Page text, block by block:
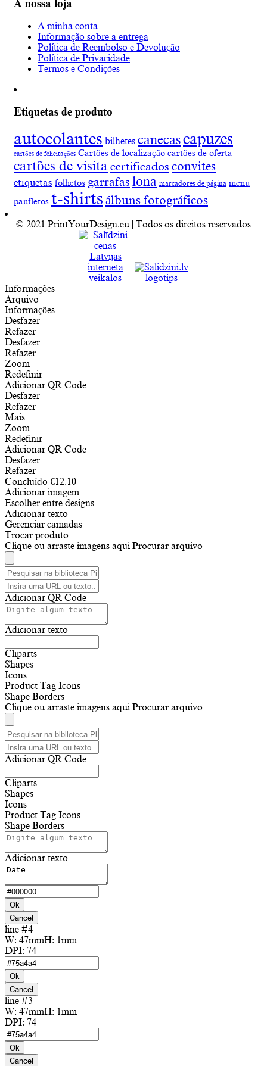
A nossa loja
A minha conta
Informação sobre a entrega
Política de Reembolso e Devolução
Política de Privacidade
Termos e Condições
Etiquetas de produto
autocolantes bilhetes canecascapuzes
cartões de felicitações Cartões de localização cartões de oferta
cartões de visita certificados convites
etiquetas folhetos garrafas lona marcadores de página menu
panfletos t-shirts álbuns fotográficos
© 2021 PrintYourDesign.eu | Todos os direitos reservados
Informações
Arquivo
Informações
Desfazer
Refazer
Desfazer
Refazer
Zoom
Redefinir
Adicionar QR Code
Desfazer
Refazer
Mais
Zoom
Redefinir
Adicionar QR Code
Desfazer
Refazer
Concluído €12.10
Adicionar imagem
Escolher entre designs
Adicionar texto
Gerenciar camadas
Trocar produto
Clique ou arraste imagens aqui Procurar arquivo
Adicionar QR Code
Adicionar texto
Cliparts
Shapes
Icons
Product Tag Icons
Shape Borders
Clique ou arraste imagens aqui Procurar arquivo
Adicionar QR Code
Cliparts
Shapes
Icons
Product Tag Icons
Shape Borders
Adicionar texto
Ok
Cancel
line #4
W: 47mmH: 1mm
DPI: 74
Ok
Cancel
line #3
W: 47mmH: 1mm
DPI: 74
Ok
Cancel